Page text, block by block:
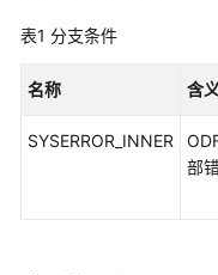
图
表1 分支条件
名称 含义
SYSERROR_INNER
部